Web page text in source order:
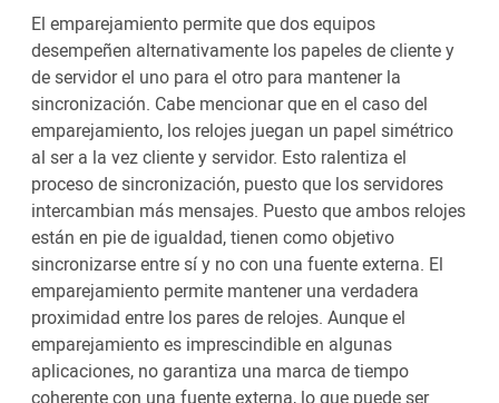
El emparejamiento permite que dos equipos
desempeñen alternativamente los papeles de cliente y
de servidor el uno para el otro para mantener la
sincronización. Cabe mencionar que en el caso del
emparejamiento, los relojes juegan un papel simétrico
al ser a la vez cliente y servidor. Esto ralentiza el
proceso de sincronización, puesto que los servidores
intercambian más mensajes. Puesto que ambos relojes
están en pie de igualdad, tienen como objetivo
sincronizarse entre sí y no con una fuente externa. El
emparejamiento permite mantener una verdadera
proximidad entre los pares de relojes. Aunque el
emparejamiento es imprescindible en algunas
aplicaciones, no garantiza una marca de tiempo
coherente con una fuente externa, lo que puede ser